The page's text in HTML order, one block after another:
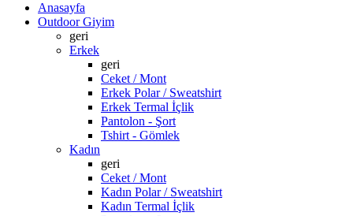
Anasayfa
Outdoor Giyim
geri
Erkek
geri
Ceket / Mont
Erkek Polar / Sweatshirt
Erkek Termal İçlik
Pantolon - Şort
Tshirt - Gömlek
Kadın
geri
Ceket / Mont
Kadın Polar / Sweatshirt
Kadın Termal İçlik